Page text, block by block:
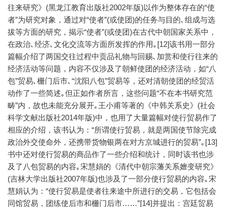
往来研究》(黑龙江教育出版社2002年版)以作为整体存在的“使
者”为研究对象，通过对“使者”(或使团)的任务与目的､组成与选
拔等方面的研究，揭示“使者”(或使团)在古代中朝国家关系中，
在政治､经济､文化交流等方面所发挥的作用｡[12]该书用一部分
篇幅介绍了两国交往过程中贡品礼物与回赐､加赏和使行往来的
经济活动等问题，内容不仅涉及了朝鲜使团的经济活动，如“八
包”贸易､栅门后市､“沈阳八包”贸易等，还对清朝使团的经贸活
动作了一些简述｡但正如作者所言，这些问题“不在本书研究范
畴”内，故也未能充分展开｡王小甫等著的《中韩关系史》(社会
科学文献出版社2014年版)中，也用了大量篇幅对使行贸易作了
相应的介绍，该书认为：“所谓使行贸易，就是两国使节除完成
政治外交使命外，还携带货物银两在对方京城进行的贸易”｡[13]
书中还对使行贸易的商品作了一些介绍和统计，同时该书也涉
及了八包贸易的内容｡宋慧娟的《清代中朝宗藩关系嬗变研究》
(吉林大学出版社2007年版)也涉及了一部分使行贸易的内容｡宋
慧娟认为：“使行贸易是使者往来途中所进行的交易，它包括会
同馆贸易，团练使后市和栅门后市……”[14]并提出：宫廷贸易